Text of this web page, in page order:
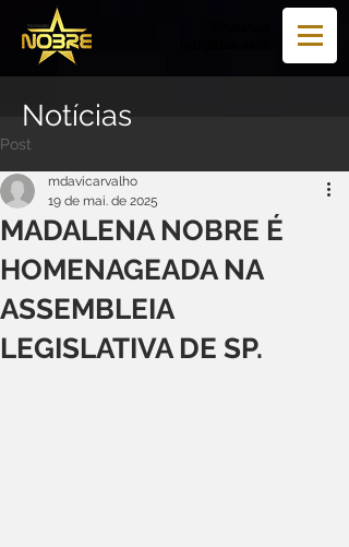
Post
MADALENA NOBRE É
HOMENAGEADA NA
ASSEMBLEIA
LEGISLATIVA DE SP.
mdavicarvalho
19 de mai. de 2025
Notícias